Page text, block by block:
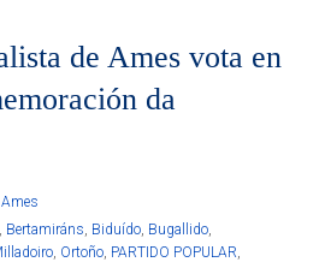
de Ames vota en
da
Ames
, Bertamiráns, Biduído, Bugallido,
, Ortoño, PARTIDO POPULAR,